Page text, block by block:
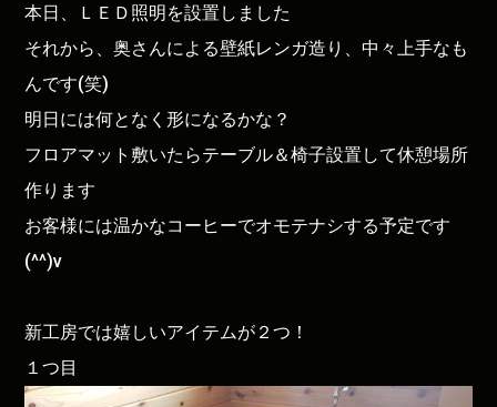
本日、ＬＥＤ照明を設置しました
それから、奥さんによる壁紙レンガ造り、中々上手なも
んです(笑)
明日には何となく形になるかな？
フロアマット敷いたらテーブル＆椅子設置して休憩場所
作ります
お客様には温かなコーヒーでオモテナシする予定です
(^^)v
新工房では嬉しいアイテムが２つ！
１つ目